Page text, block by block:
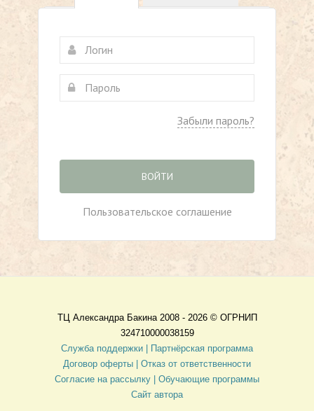
Забыли пароль?
ВОЙТИ
Пользовательское соглашение
ТЦ Александра Бакина 2008 - 2026 © ОГРНИП
324710000038159
Служба поддержки |
Партнёрская программа
Договор оферты
| Отказ от ответственности
Согласие на рассылку | Обучающие программы
Сайт автора